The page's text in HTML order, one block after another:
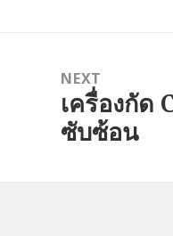
NEXT
Next
post:
เครื่องกัด
ซับซ้อน